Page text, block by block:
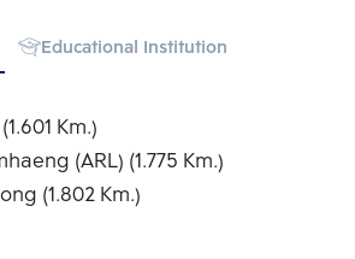
Educational Institution
Km.)
(ARL) (1.775 Km.)
(1.802 Km.)